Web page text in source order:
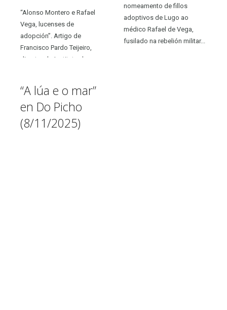
“Alonso Montero e Rafael
Vega, lucenses de
adopción”. Artigo de
Francisco Pardo Teijeiro,
director do Instituto de
de 2025.
nomeamento de fillos
adoptivos de Lugo ao
médico Rafael de Vega,
fusilado na rebelión militar...
“A lúa e o mar”
en Do Picho
(8/11/2025)